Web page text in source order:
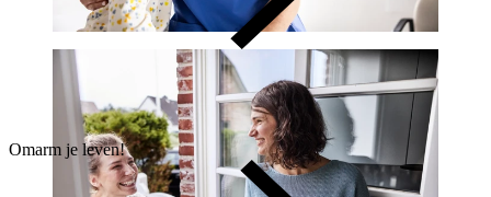
Omarm je leven!